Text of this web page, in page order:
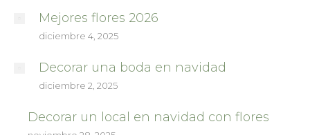
Mejores flores 2026
diciembre 4, 2025
Decorar una boda en navidad
diciembre 2, 2025
Decorar un local en navidad con flores